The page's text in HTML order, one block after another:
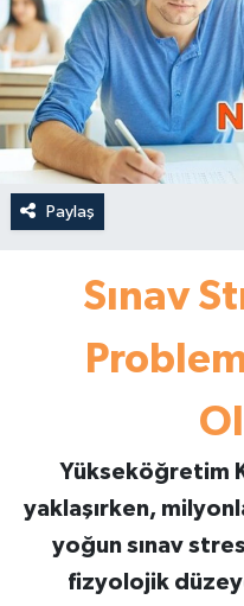
Paylaş
Sınav
Yükseköğretim
yaklaşırken,
yoğun sınav
fizyolojik